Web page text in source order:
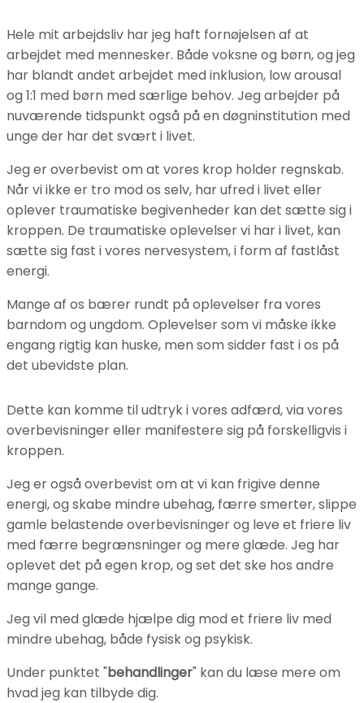
Hele mit arbejdsliv har jeg haft fornøjelsen af at
arbejdet med mennesker. Både voksne og børn, og jeg
har blandt andet arbejdet med inklusion, low arousal
og 1:1 med børn med særlige behov. Jeg arbejder på
nuværende tidspunkt også på en døgninstitution med
unge der har det svært i livet.
Jeg er overbevist om at vores krop holder regnskab.
Når vi ikke er tro mod os selv, har ufred i livet eller
oplever traumatiske begivenheder kan det sætte sig i
kroppen. De traumatiske oplevelser vi har i livet, kan
sætte sig fast i vores nervesystem, i form af fastlåst
energi.
Mange af os bærer rundt på oplevelser fra vores
barndom og ungdom. Oplevelser som vi måske ikke
engang rigtig kan huske, men som sidder fast i os på
det ubevidste plan.
Dette kan komme til udtryk i vores adfærd, via vores
overbevisninger eller manifestere sig på forskelligvis i
kroppen.
Jeg er også overbevist om at vi kan frigive denne
energi, og skabe mindre ubehag, færre smerter, slippe
gamle belastende overbevisninger og leve et friere liv
med færre begrænsninger og mere glæde. Jeg har
oplevet det på egen krop, og set det ske hos andre
mange gange.
Jeg vil med glæde hjælpe dig mod et friere liv med
mindre ubehag, både fysisk og psykisk.
Under punktet "behandlinger" kan du læse mere om
hvad jeg kan tilbyde dig.